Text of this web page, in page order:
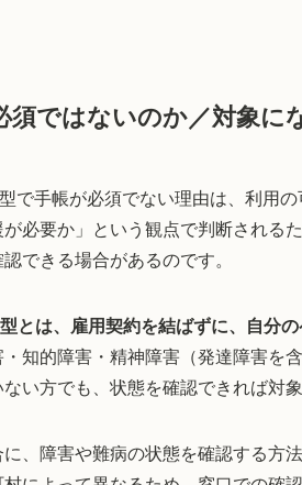
須ではないのか／対象に
で手帳が必須でない理由は、利用
必要か」という観点で判断される
できる場合があるのです。
とは、雇用契約を結ばずに、自分
知的障害・精神障害（発達障害を
い方でも、状態を確認できれば対
、障害や難病の状態を確認する方